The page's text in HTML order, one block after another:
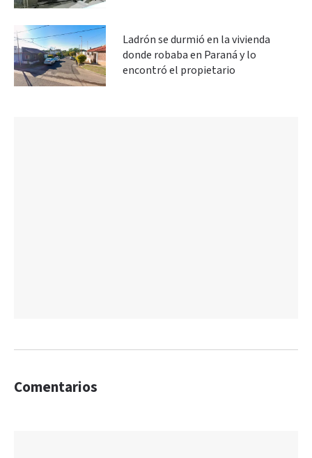
Ladrón se durmió en la vivienda
donde robaba en Paraná y lo
encontró el propietario
Comentarios